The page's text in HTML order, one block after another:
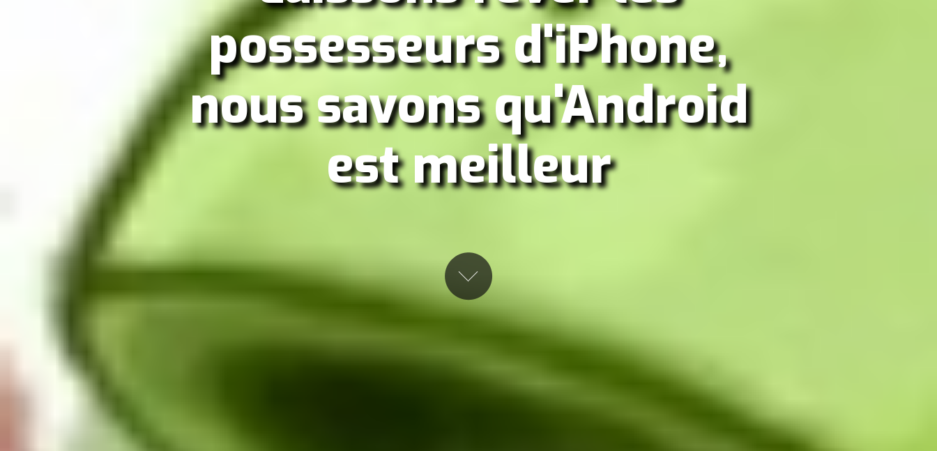
possesseurs d'iPhone,
nous savons qu'Android
est meilleur